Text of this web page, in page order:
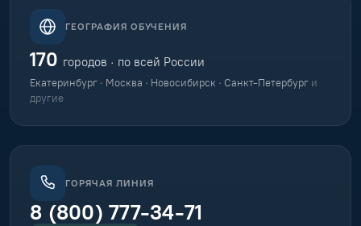
ГЕОГРАФИЯ ОБУЧЕНИЯ
170 городов · по всей России
Екатеринбург · Москва · Новосибирск · Санкт-Петербург и
другие
ГОРЯЧАЯ ЛИНИЯ
8 (800) 777-34-71